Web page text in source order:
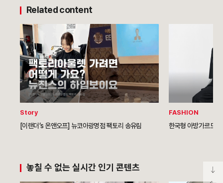
Related content
Story
[이랜더’s 온앤오프] 뉴코아광명점 팩토리 송유림
FASHION
한국형 아방가르드
놓칠 수 없는 실시간 인기 콘텐츠